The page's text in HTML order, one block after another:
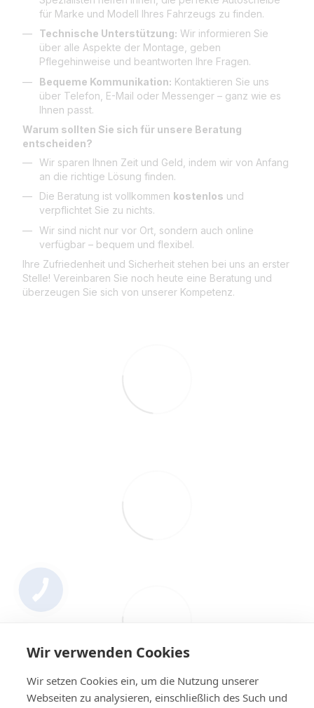
für Marke und Modell Ihres Fahrzeugs zu finden.
Technische Unterstützung: Wir informieren Sie
über alle Aspekte der Montage, geben
Pflegehinweise und beantworten Ihre Fragen.
Bequeme Kommunikation: Kontaktieren Sie uns
über Telefon, E-Mail oder Messenger – ganz wie es
Ihnen passt.
Warum sollten Sie sich für unsere Beratung
entscheiden?
Wir sparen Ihnen Zeit und Geld, indem wir von Anfang
an die richtige Lösung finden.
Die Beratung ist vollkommen kostenlos und
verpflichtet Sie zu nichts.
Wir sind nicht nur vor Ort, sondern auch online
verfügbar – bequem und flexibel.
Ihre Zufriedenheit und Sicherheit stehen bei uns an erster
Stelle! Vereinbaren Sie noch heute eine Beratung und
überzeugen Sie sich von unserer Kompetenz.
Wir verwenden Cookies
Wir setzen Cookies ein, um die Nutzung unserer
Webseiten zu analysieren, einschließlich des Such und